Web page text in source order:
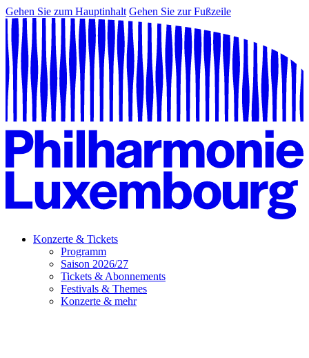
Gehen Sie zum Hauptinhalt Gehen Sie zur Fußzeile
Konzerte & Tickets
Programm
Saison 2026/27
Tickets & Abonnements
Festivals & Themes
Konzerte & mehr